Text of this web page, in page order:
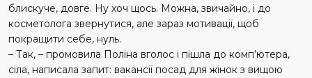
блискуче, довге. Ну хоч щось. Можна, звичайно, і до
косметолога звернутися, але зараз мотивації, щоб
покращити себе, нуль.
– Так, – промовила Поліна вголос і пішла до комп’ютера,
сіла, написала запит: вакансії посад для жінок з вищою